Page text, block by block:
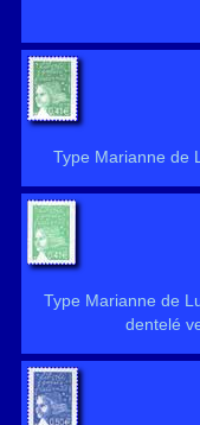
Type Marianne de
Type Marianne de
dentelé